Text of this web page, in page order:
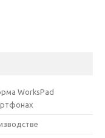
WorksPad